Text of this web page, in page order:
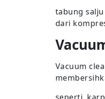
tabung
dari
Vacuum